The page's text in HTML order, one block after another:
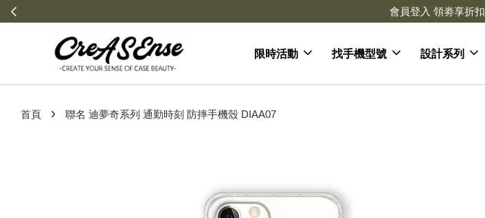
會員登入 領劵享折扣
限時活動 找手機型號 設計系列
首頁 › 聯名 迪夢奇系列 通勤時刻 防摔手機殼 DIAA07